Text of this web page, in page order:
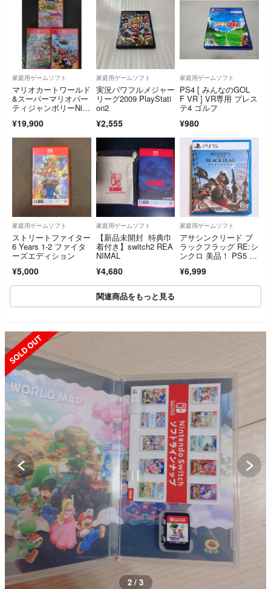
家庭用ゲームソフト
マリオカートワールド
&スーパーマリオパー
ティジャンボリーNint
&スプラトゥーンレイ
ダース新品
¥19,900
家庭用ゲームソフト
実況パワフルメジャー
リーグ2009 PlayStati
on2
¥2,555
家庭用ゲームソフト
PS4 [ みんなのGOL
F VR ] VR専用 プレス
テ4 ゴルフ
¥980
家庭用ゲームソフト
ストリートファイター
6 Years 1-2 ファイタ
ーズエディション
¥5,000
家庭用ゲームソフト
【新品未開封 特典巾
着付き】switch2 REA
NIMAL
¥4,680
家庭用ゲームソフト
アサシンクリード ブ
ラックフラッグ RE:シ
ンクロ 美品！ PS5 ソ
¥6,999
関連商品をもっと見る
3 / 3